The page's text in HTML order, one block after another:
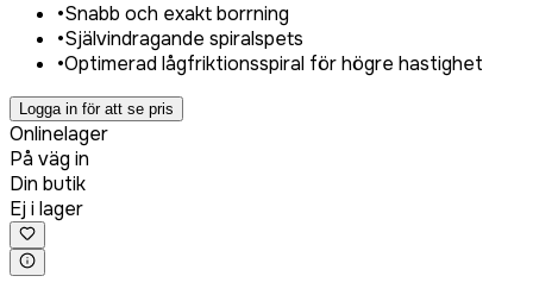
•Snabb och exakt borrning
•Självindragande spiralspets
•Optimerad lågfriktionsspiral för högre hastighet
Logga in för att se pris
Onlinelager
På väg in
Din butik
Ej i lager